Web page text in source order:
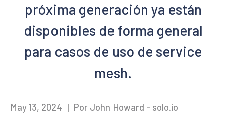
próxima generación ya están
disponibles de forma general
para casos de uso de service
mesh.
May 13, 2024 | Por John Howard - solo.io